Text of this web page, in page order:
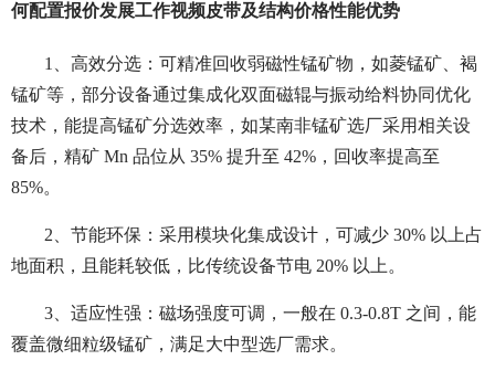
何配置报价发展工作视频皮带及结构价格性能优势
1、高效分选：可精准回收弱磁性锰矿物，如菱锰矿、褐
锰矿等，部分设备通过集成化双面磁辊与振动给料协同优化
技术，能提高锰矿分选效率，如某南非锰矿选厂采用相关设
备后，精矿 Mn 品位从 35% 提升至 42%，回收率提高至
85%。
2、节能环保：采用模块化集成设计，可减少 30% 以上占
地面积，且能耗较低，比传统设备节电 20% 以上。
3、适应性强：磁场强度可调，一般在 0.3-0.8T 之间，能
覆盖微细粒级锰矿，满足大中型选厂需求。